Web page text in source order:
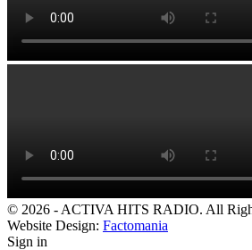
© 2026 - ACTIVA HITS RADIO. All
Website Design: Factomania
Sign in